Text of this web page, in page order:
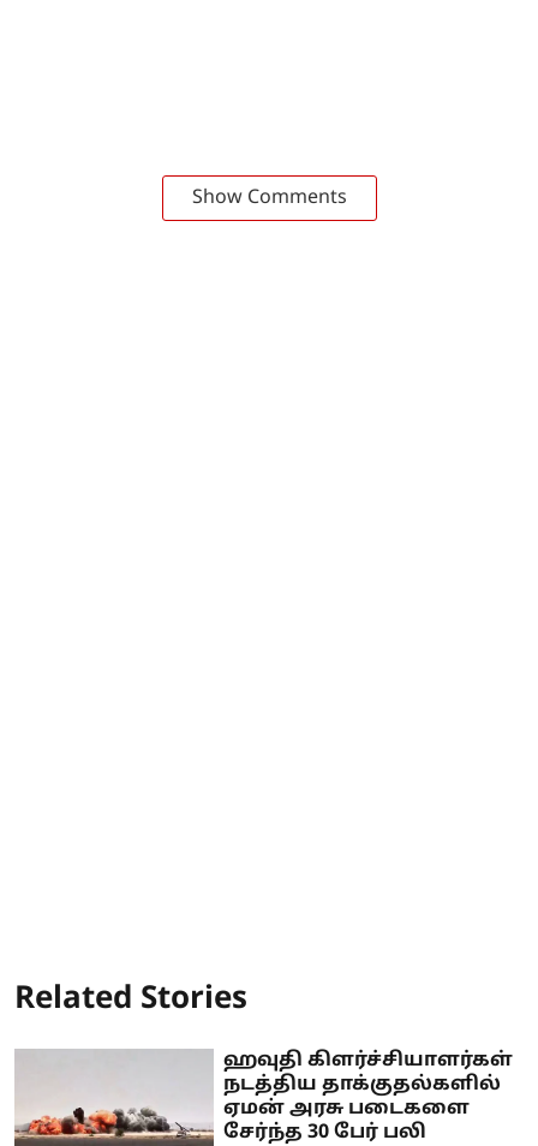
Show Comments
Related Stories
ஹவுதி கிளர்ச்சியாளர்கள்
நடத்திய தாக்குதல்களில்
ஏமன் அரசு படைகளை
சேர்ந்த 30 பேர் பலி